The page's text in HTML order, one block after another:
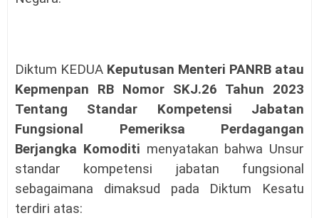
Diktum KEDUA Keputusan Menteri PANRB atau
Kepmenpan RB Nomor SKJ.26 Tahun 2023
Tentang Standar Kompetensi Jabatan
Fungsional Pemeriksa Perdagangan
Berjangka Komoditi menyatakan bahwa Unsur
standar kompetensi jabatan fungsional
sebagaimana dimaksud pada Diktum Kesatu
terdiri atas: